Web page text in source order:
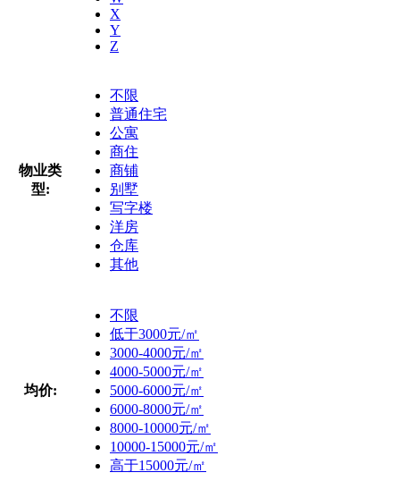
X
Y
Z
物业类
型:
不限
普通住宅
公寓
商住
商铺
别墅
写字楼
洋房
仓库
其他
均价:
不限
低于3000元/㎡
3000-4000元/㎡
4000-5000元/㎡
5000-6000元/㎡
6000-8000元/㎡
8000-10000元/㎡
10000-15000元/㎡
高于15000元/㎡